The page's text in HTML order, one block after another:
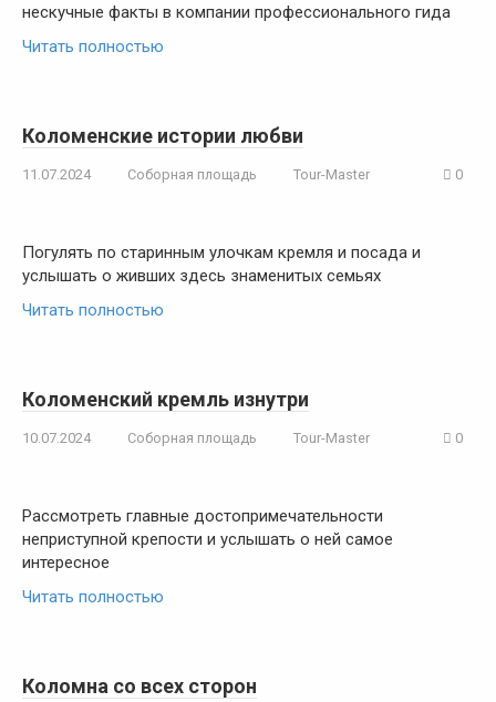
нескучные факты в компании профессионального гида
Читать полностью
Коломенские истории любви
11.07.2024 Соборная площадь Tour-Master 0
Погулять по старинным улочкам кремля и посада и
услышать о живших здесь знаменитых семьях
Читать полностью
Коломенский кремль изнутри
10.07.2024 Соборная площадь Tour-Master 0
Рассмотреть главные достопримечательности
неприступной крепости и услышать о ней самое
интересное
Читать полностью
Коломна со всех сторон